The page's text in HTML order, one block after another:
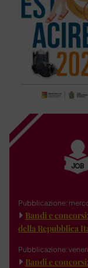
Pubblicazione:
Bandi e
della Repubblica
Pubblicazione:
Bandi e